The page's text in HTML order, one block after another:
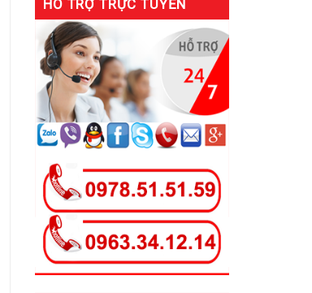
HỖ TRỢ TRỰC TUYẾN